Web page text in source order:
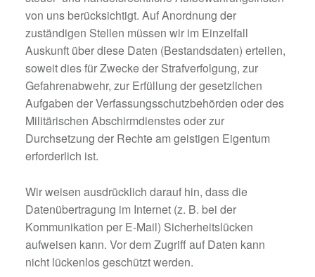
von uns berücksichtigt. Auf Anordnung der
zuständigen Stellen müssen wir im Einzelfall
Auskunft über diese Daten (Bestandsdaten) erteilen,
soweit dies für Zwecke der Strafverfolgung, zur
Gefahrenabwehr, zur Erfüllung der gesetzlichen
Aufgaben der Verfassungsschutzbehörden oder des
Militärischen Abschirmdienstes oder zur
Durchsetzung der Rechte am geistigen Eigentum
erforderlich ist.
Wir weisen ausdrücklich darauf hin, dass die
Datenübertragung im Internet (z. B. bei der
Kommunikation per E-Mail) Sicherheitslücken
aufweisen kann. Vor dem Zugriff auf Daten kann
nicht lückenlos geschützt werden.